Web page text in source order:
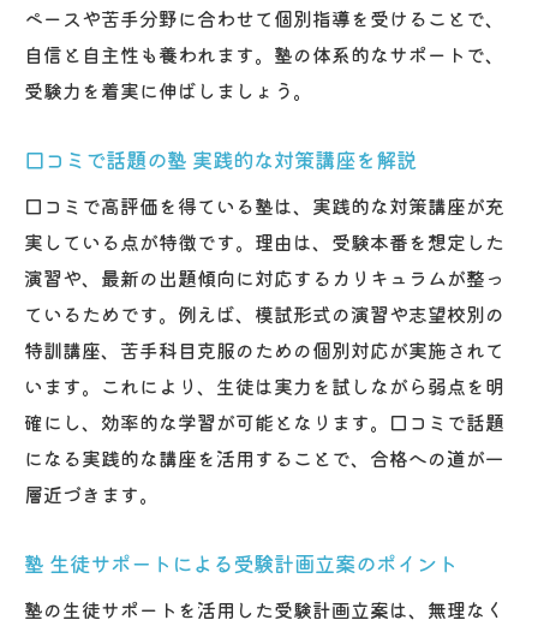
ペースや苦手分野に合わせて個別指導を受けることで、
自信と自主性も養われます。塾の体系的なサポートで、
受験力を着実に伸ばしましょう。
口コミで話題の塾 実践的な対策講座を解説
口コミで高評価を得ている塾は、実践的な対策講座が充
実している点が特徴です。理由は、受験本番を想定した
演習や、最新の出題傾向に対応するカリキュラムが整っ
ているためです。例えば、模試形式の演習や志望校別の
特訓講座、苦手科目克服のための個別対応が実施されて
います。これにより、生徒は実力を試しながら弱点を明
確にし、効率的な学習が可能となります。口コミで話題
になる実践的な講座を活用することで、合格への道が一
層近づきます。
塾 生徒サポートによる受験計画立案のポイント
塾の生徒サポートを活用した受験計画立案は、無理なく